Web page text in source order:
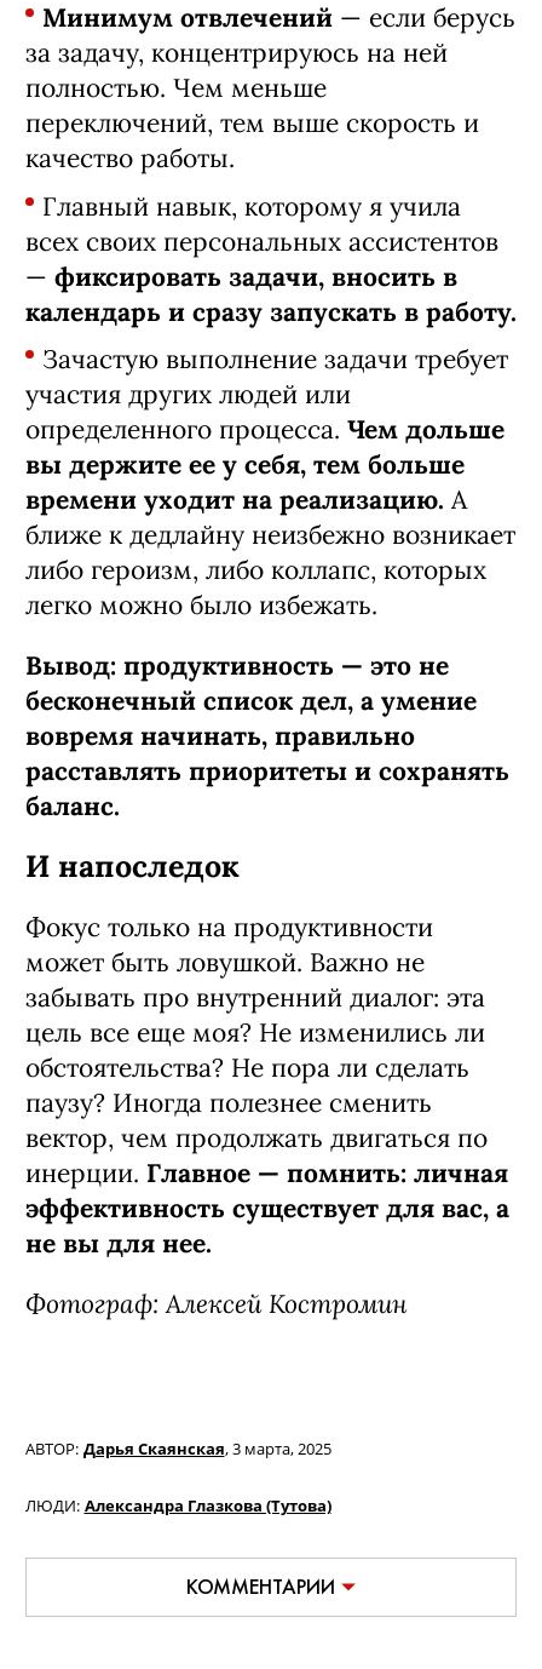
Минимум отвлечений — если берусь
за задачу, концентрируюсь на ней
полностью. Чем меньше
переключений, тем выше скорость и
качество работы.
Главный навык, которому я учила
всех своих персональных ассистентов
— фиксировать задачи, вносить в
календарь и сразу запускать в работу.
Зачастую выполнение задачи требует
участия других людей или
определенного процесса. Чем дольше
вы держите ее у себя, тем больше
времени уходит на реализацию. А
ближе к дедлайну неизбежно возникает
либо героизм, либо коллапс, которых
легко можно было избежать.
Вывод: продуктивность — это не
бесконечный список дел, а умение
вовремя начинать, правильно
расставлять приоритеты и сохранять
баланс.
И напоследок
Фокус только на продуктивности
может быть ловушкой. Важно не
забывать про внутренний диалог: эта
цель все еще моя? Не изменились ли
обстоятельства? Не пора ли сделать
паузу? Иногда полезнее сменить
вектор, чем продолжать двигаться по
инерции. Главное — помнить: личная
эффективность существует для вас, а
не вы для нее.
Фотограф: Алексей Костромин
АВТОР: Дарья Скаянская,3 марта, 2025
ЛЮДИ: Александра Глазкова (Тутова)
КОММЕНТАРИИ